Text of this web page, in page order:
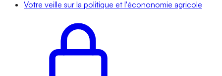
Votre veille sur la politique et l'écononomie agricole